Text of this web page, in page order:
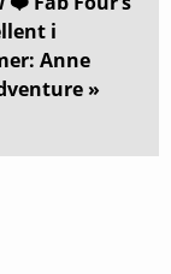
i
Anne
»